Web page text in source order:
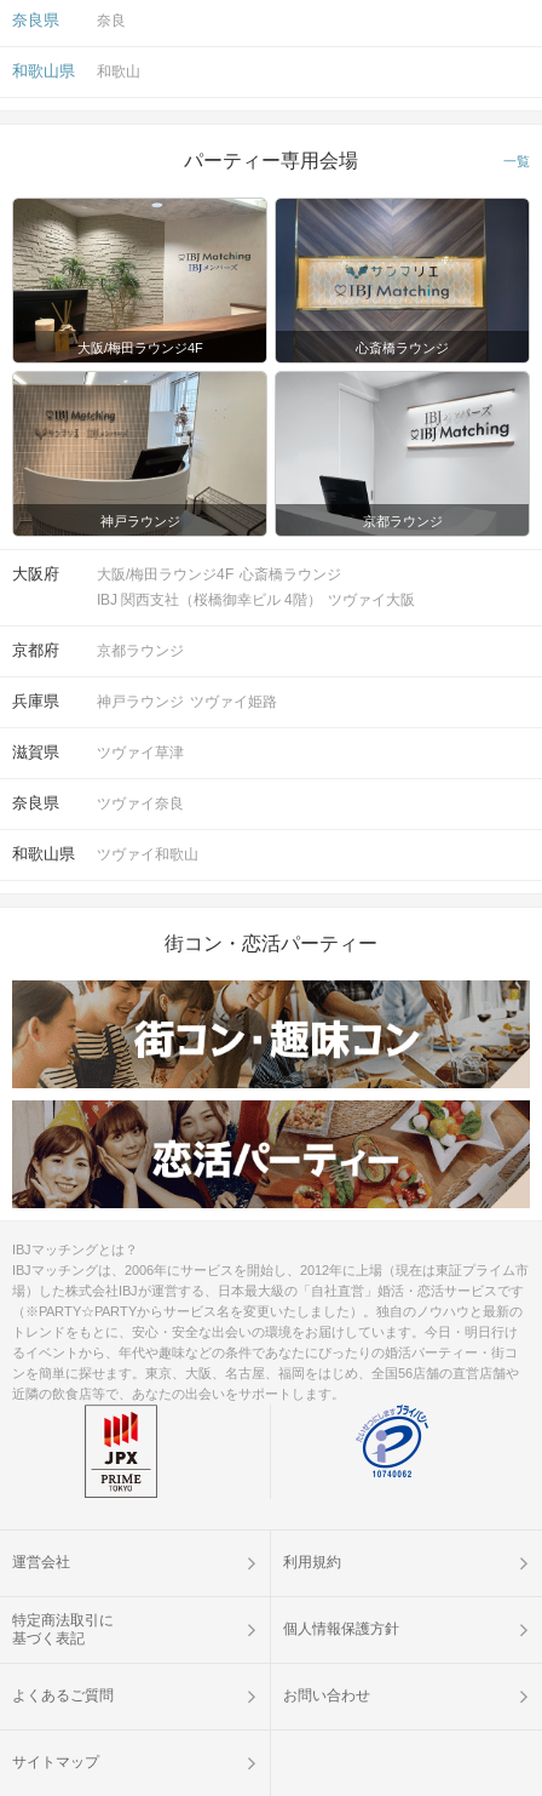
奈良県 奈良
和歌山県 和歌山
パーティー専用会場 一覧
大阪/梅田ラウンジ4F 心斎橋ラウンジ
神戸ラウンジ 京都ラウンジ
大阪府 大阪/梅田ラウンジ4F 心斎橋ラウンジ
IBJ 関西支社（桜橋御幸ビル 4階）
ツヴァイ大阪
京都府 京都ラウンジ
兵庫県 神戸ラウンジ ツヴァイ姫路
滋賀県 ツヴァイ草津
奈良県 ツヴァイ奈良
和歌山県 ツヴァイ和歌山
街コン・恋活パーティー
IBJマッチングとは？
IBJマッチングは、2006年にサービスを開始し、2012年に上場（現在は東証プライム市
場）した株式会社IBJが運営する、日本最大級の「自社直営」婚活・恋活サービスです
（※PARTY☆PARTYからサービス名を変更いたしました）。独自のノウハウと最新の
トレンドをもとに、安心・安全な出会いの環境をお届けしています。今日・明日行け
るイベントから、年代や趣味などの条件であなたにぴったりの婚活パーティー・街コ
ンを簡単に探せます。東京、大阪、名古屋、福岡をはじめ、全国56店舗の直営店舗や
近隣の飲食店等で、あなたの出会いをサポートします。
運営会社 利用規約
特定商法取引に
基づく表記
個人情報保護方針
よくあるご質問 お問い合わせ
サイトマップ